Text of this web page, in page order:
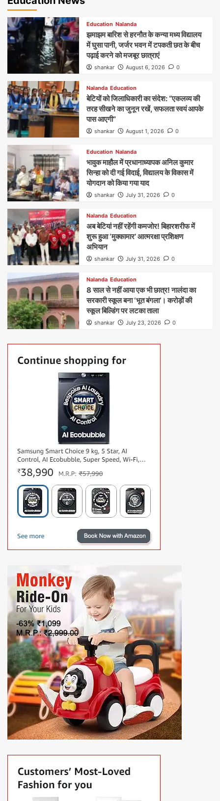
Education Nalanda
झमाझम बारिश से हरनौत के कन्या मध्य विद्यालय
में घुसा पानी, जर्जर भवन में टपकती छत के बीच
पढ़ाई करने को मजबूर छात्राएं
shankar August 6, 2026 0
Nalanda Education
बेटियों को जिलाधिकारी का संदेश: “एकलव्य की
तरह सीखने का जुनून रखें, सफलता स्वयं आपके
पास आएगी”
shankar August 1, 2026 0
Education Nalanda
भावुक माहौल में प्रधानाध्यापक अनिल कुमार
सिन्हा को दी गई विदाई, विद्यालय के विकास में
योगदान को किया गया याद
shankar July 31, 2026 0
Nalanda Education
अब बेटियां नहीं रहेंगी कमजोर! बिहारशरीफ में
शुरू हुआ ‘मुक्कामार’ आत्मरक्षा प्रशिक्षण
अभियान
shankar July 31, 2026 0
Nalanda Education
8 साल से नहीं आया एक भी छात्र! नालंदा का
सरकारी स्कूल बना ‘भूत बंगला’। करोड़ों की
स्कूल बिल्डिंग पर लटका ताला
shankar July 23, 2026 0